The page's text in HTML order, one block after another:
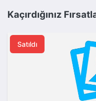
Kaçırdığınız
Satıldı